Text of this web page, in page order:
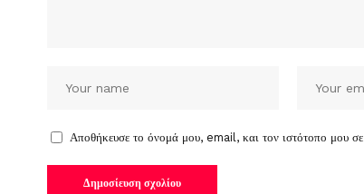
Αποθήκευσε το όνομά μου, email, και τον ιστότοπο μου